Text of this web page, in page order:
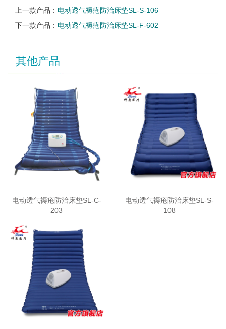
上一款产品： 电动透气褥疮防治床垫SL-S-106
下一款产品： 电动透气褥疮防治床垫SL-F-602
其他产品
电动透气褥疮防治床垫SL-C-
203
电动透气褥疮防治床垫SL-S-
108